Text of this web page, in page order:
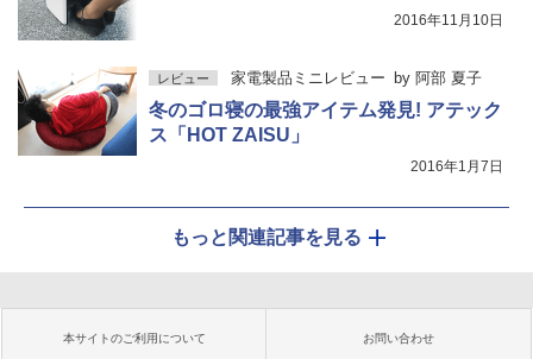
2016年11月10日
レビュー 家電製品ミニレビュー by 阿部 夏子
冬のゴロ寝の最強アイテム発見! アテック
ス「HOT ZAISU」
2016年1月7日
もっと関連記事を見る
本サイトのご利用について お問い合わせ